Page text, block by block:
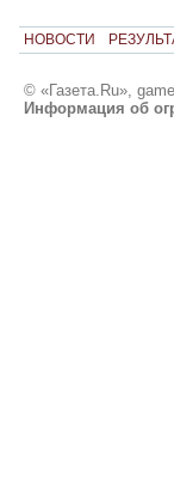
НОВОСТИ
© «Газета.Ru»,
Информация об